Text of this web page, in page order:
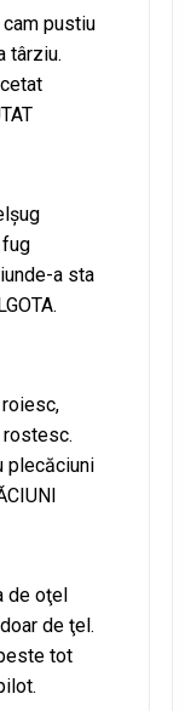
pustiu
târziu.
a sta
plecăciuni
de oţel
de ţel.
tot